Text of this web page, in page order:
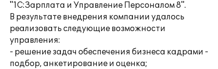
"1С:Зарплата и Управление Персоналом 8".
В результате внедрения компании удалось
реализовать следующие возможности
управления:
- решение задач обеспечения бизнеса кадрами -
подбор, анкетирование и оценка;